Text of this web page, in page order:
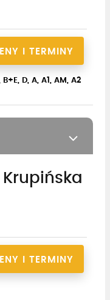
I TERMINY
D, A, A1, AM, A2
Krupińska
I TERMINY